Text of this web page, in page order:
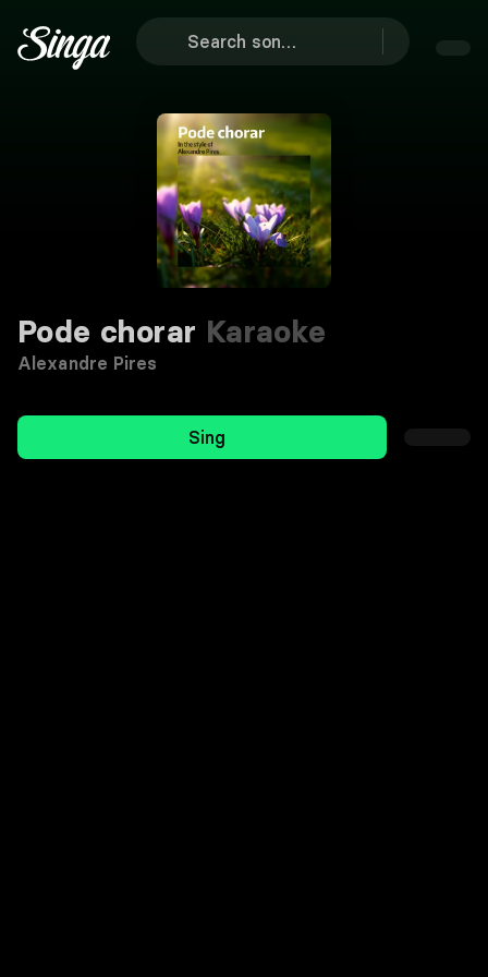
Pode chorar Karaoke
Alexandre Pires
Sing